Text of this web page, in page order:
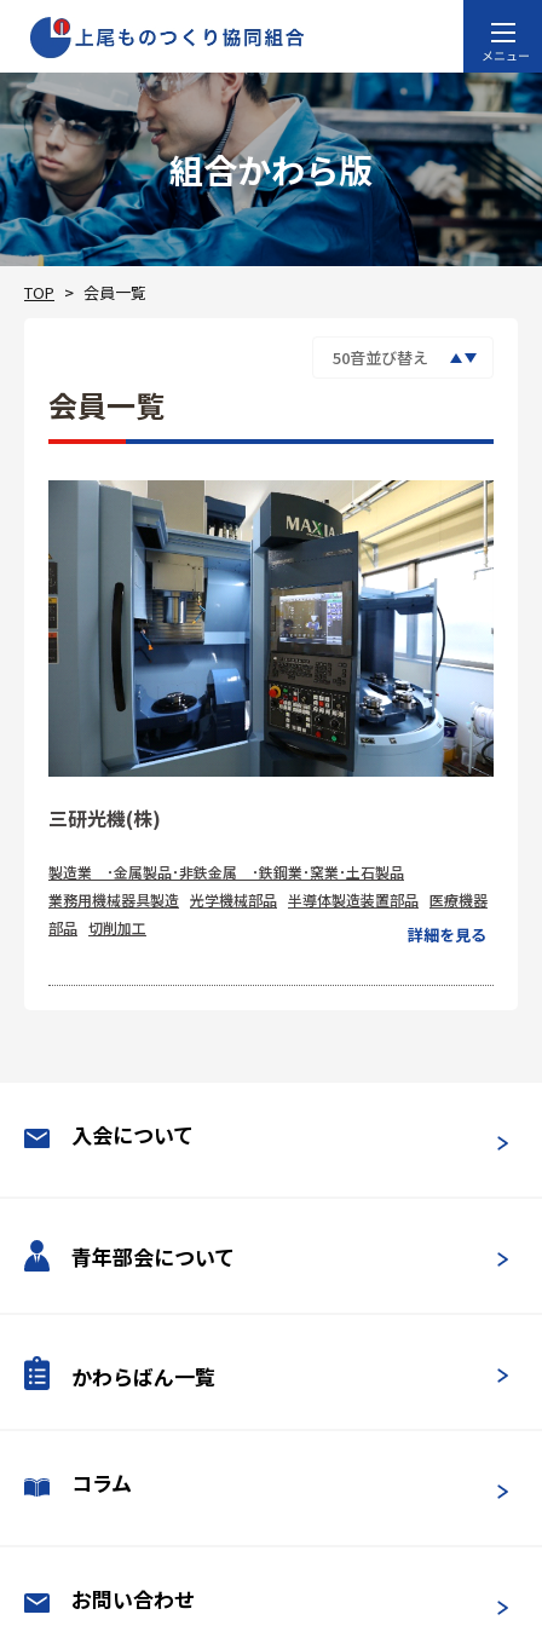
組合かわら版
入会について
青年部会について
かわらばん一覧
コラム
お問い合わせ
TOP 会員一覧
会員一覧
三研光機(株)
製造業 ･金属製品･非鉄金属 ･鉄鋼業･窯業･土石製品
業務用機械器具製造 光学機械部品 半導体製造装置部品 医療機器
部品 切削加工 詳細を見る